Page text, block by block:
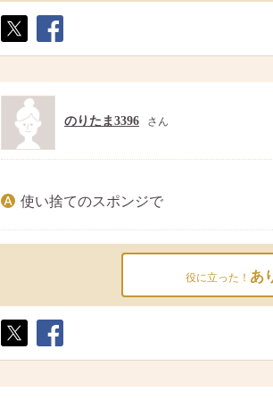
ト
ア
のりたま3396 さん
使い捨てのスポンジで
役に立った！ あ
ト
ア